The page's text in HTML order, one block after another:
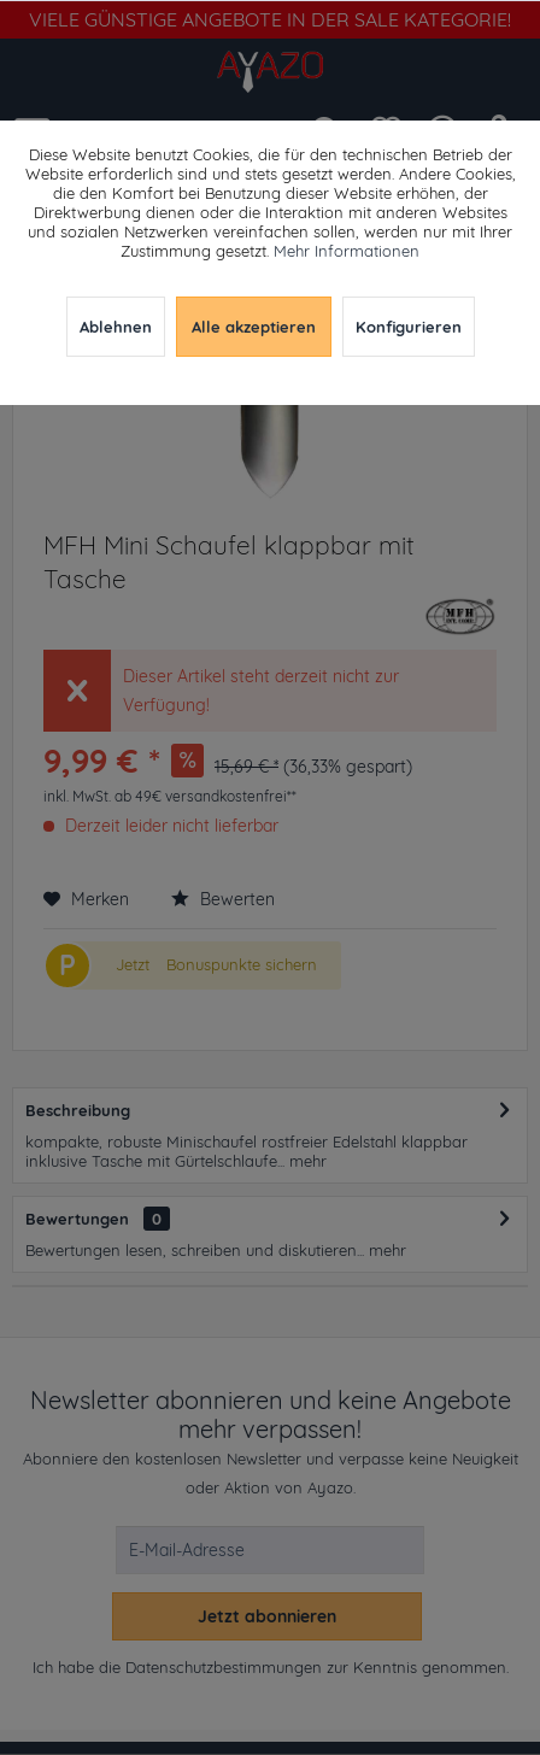
VIELE GÜNSTIGE ANGEBOTE IN DER SALE KATEGORIE!
Werkzeuge
MFH Mini Schaufel klappbar mit
Tasche
Dieser Artikel steht derzeit nicht zur
Verfügung!
9,99 € * 15,69 € * (36,33% gespart)
inkl. MwSt. ab 49€ versandkostenfrei**
Derzeit leider nicht lieferbar
Merken Bewerten
P Jetzt Bonuspunkte sichern
Beschreibung
kompakte, robuste Minischaufel rostfreier Edelstahl klappbar
inklusive Tasche mit Gürtelschlaufe...
mehr
Bewertungen
0
Bewertungen lesen, schreiben und diskutieren...
mehr
Newsletter abonnieren und keine Angebote
mehr verpassen!
Abonniere den kostenlosen Newsletter und verpasse keine Neuigkeit
oder Aktion von Ayazo.
Jetzt abonnieren
Ich habe die Datenschutzbestimmungen zur Kenntnis genommen.
Diese Website benutzt Cookies, die für den technischen Betrieb der
Website erforderlich sind und stets gesetzt werden. Andere Cookies,
die den Komfort bei Benutzung dieser Website erhöhen, der
Direktwerbung dienen oder die Interaktion mit anderen Websites
und sozialen Netzwerken vereinfachen sollen, werden nur mit Ihrer
Zustimmung gesetzt. Mehr Informationen
Ablehnen Alle akzeptieren Konfigurieren